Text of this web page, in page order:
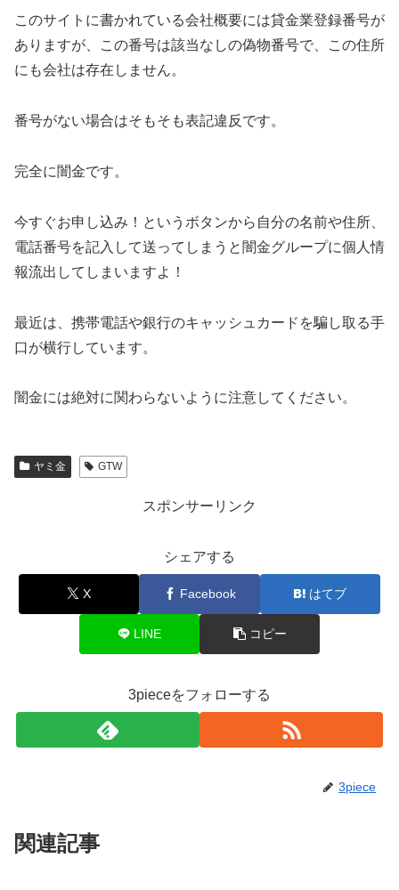
このサイトに書かれている会社概要には貸金業登録番号が
ありますが、この番号は該当なしの偽物番号で、この住所
にも会社は存在しません。
番号がない場合はそもそも表記違反です。
完全に闇金です。
今すぐお申し込み！というボタンから自分の名前や住所、
電話番号を記入して送ってしまうと闇金グループに個人情
報流出してしまいますよ！
最近は、携帯電話や銀行のキャッシュカードを騙し取る手
口が横行しています。
闇金には絶対に関わらないように注意してください。
ヤミ金 GTW
スポンサーリンク
シェアする
X Facebook はてブ
LINE コピー
3pieceをフォローする
3piece
関連記事